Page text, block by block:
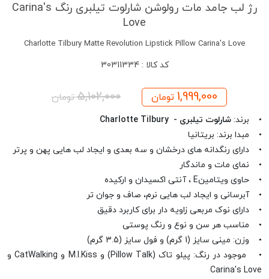
رژ لب جامد مات رولوشن شارلوت تیلبری رنگ Carina's
Love
Charlotte Tilbury Matte Revolution Lipstick Pillow Carina's Love
کد کالا : 30311334
1,999,000 تومان 5,102,000تومان
• برند: شارلوت تیلبری - Charlotte Tilbury
• مبدا برند: بریتانیا
• دارای رنگدانه های درخشان و سه بعدی و ایجاد لب هایی پهن و پرتر
• نمای مات و ماندگار
• حاوی ویتامینE ، آنتی اکسیدان و ارکیده
• آبرسانی و ایجاد لب هایی نرم، صاف و جوان تر
• دارای نوک مربعی زاویه دار برای کاربرد دقیق
• مناسب هر سن و نوع و رنگ پوستی
• وزن: مینی سایز (1 گرم) و فول سایز (3.5 گرم)
• موجود در رنگ: پیلو تاک (Pillow Talk) و M.I.Kiss و CatWalking و
Carina's Love